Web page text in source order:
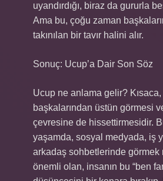
uyandırdığı, biraz da gururla
Ama bu, çoğu zaman
takınılan bir tavır halini alır.
Sonuç: Ucup’a Dair Son Söz
Ucup ne anlama gelir?
başkalarından üstün görmesi
çevresine de hissettirmesidir.
yaşamda, sosyal medyada, iş
arkadaş sohbetlerinde görmek
önemli olan, insanın bu “ben